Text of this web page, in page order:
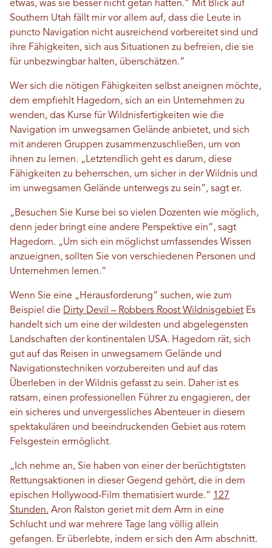
etwas, was sie besser nicht getan hätten.“ Mit Blick auf
Southern Utah fällt mir vor allem auf, dass die Leute in
puncto Navigation nicht ausreichend vorbereitet sind und
ihre Fähigkeiten, sich aus Situationen zu befreien, die sie
für unbezwingbar halten, überschätzen.“
Wer sich die nötigen Fähigkeiten selbst aneignen möchte,
dem empfiehlt Hagedorn, sich an ein Unternehmen zu
wenden, das Kurse für Wildnisfertigkeiten wie die
Navigation im unwegsamen Gelände anbietet, und sich
mit anderen Gruppen zusammenzuschließen, um von
ihnen zu lernen. „Letztendlich geht es darum, diese
Fähigkeiten zu beherrschen, um sicher in der Wildnis und
im unwegsamen Gelände unterwegs zu sein“, sagt er.
„Besuchen Sie Kurse bei so vielen Dozenten wie möglich,
denn jeder bringt eine andere Perspektive ein“, sagt
Hagedorn. „Um sich ein möglichst umfassendes Wissen
anzueignen, sollten Sie von verschiedenen Personen und
Unternehmen lernen.“
Wenn Sie eine „Herausforderung“ suchen, wie zum
Beispiel die Dirty Devil – Robbers Roost Wildnisgebiet Es
handelt sich um eine der wildesten und abgelegensten
Landschaften der kontinentalen USA. Hagedorn rät, sich
gut auf das Reisen in unwegsamem Gelände und
Navigationstechniken vorzubereiten und auf das
Überleben in der Wildnis gefasst zu sein. Daher ist es
ratsam, einen professionellen Führer zu engagieren, der
ein sicheres und unvergessliches Abenteuer in diesem
spektakulären und beeindruckenden Gebiet aus rotem
Felsgestein ermöglicht.
„Ich nehme an, Sie haben von einer der berüchtigtsten
Rettungsaktionen in dieser Gegend gehört, die in dem
epischen Hollywood-Film thematisiert wurde.“ 127
Stunden. Aron Ralston geriet mit dem Arm in eine
Schlucht und war mehrere Tage lang völlig allein
gefangen. Er überlebte, indem er sich den Arm abschnitt.